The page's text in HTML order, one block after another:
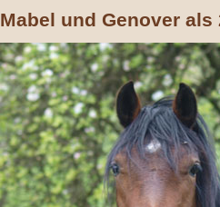
Mabel und Genover als